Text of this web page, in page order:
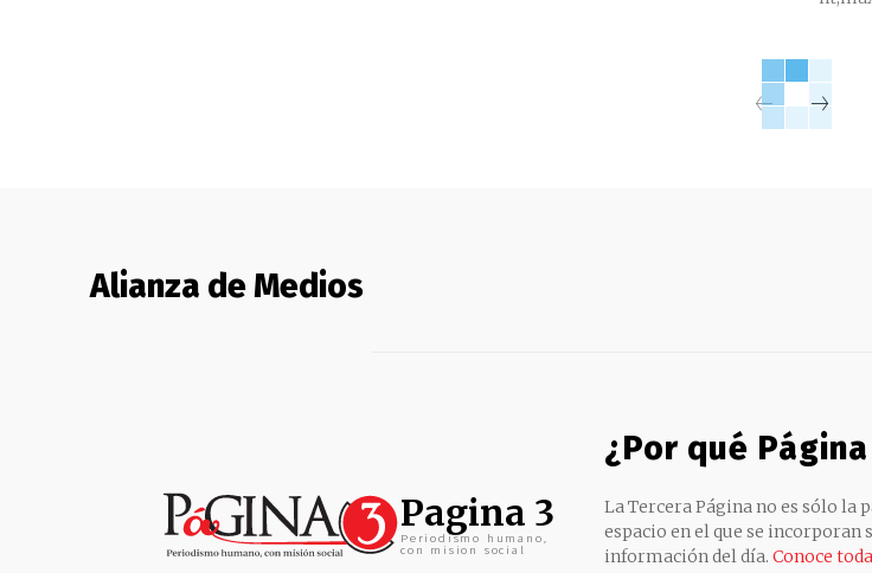
Alianza de Medios
Pagina 3
Periodismo humano,
con mision social
¿Por qué Página
La Tercera Página no es sólo la
espacio en el que se
información del día. Conoce